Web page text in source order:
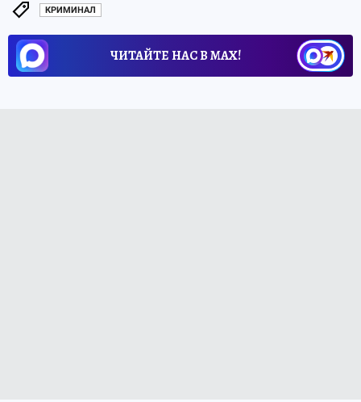
КРИМИНАЛ
ЧИТАЙТЕ НАС В МАХ!